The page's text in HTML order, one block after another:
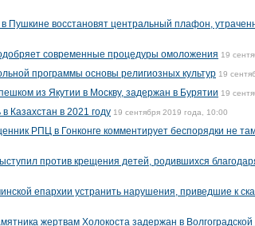
в Пушкине восстановят центральный плафон,
современные процедуры омоложения 19
программы основы религиозных культур 19
из Якутии в Москву, задержан в Бурятии 19
Казахстан в 2021 году 19 сентября 2019 года, 10:00
РПЦ в Гонконге комментирует беспорядки не
против крещения детей, родившихся
епархии устранить нарушения, приведшие к
жертвам Холокоста задержан в Волгоградской